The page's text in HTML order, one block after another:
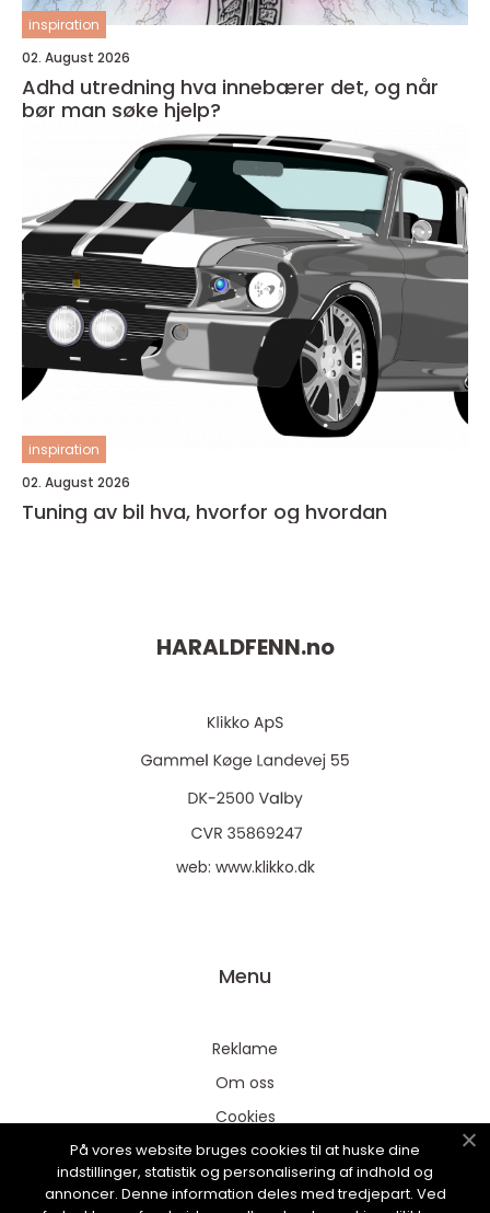
inspiration
02. August 2026
Adhd utredning hva innebærer det, og når
bør man søke hjelp?
inspiration
02. August 2026
Tuning av bil hva, hvorfor og hvordan
HARALDFENN.no
web: www.klikko.dk
Menu
Reklame
Om oss
Cookies
Kontakt Oss
Sitemap
På vores website bruges cookies til at huske dine
indstillinger, statistik og personalisering af indhold og
annoncer. Denne information deles med tredjepart. Ved